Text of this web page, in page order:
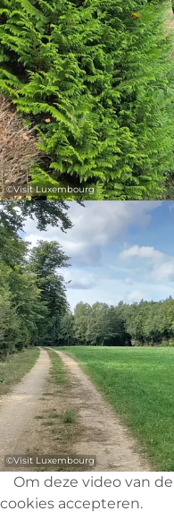
©Visit Luxembourg
©Visit Luxembourg
Om deze video van
cookies accepteren.